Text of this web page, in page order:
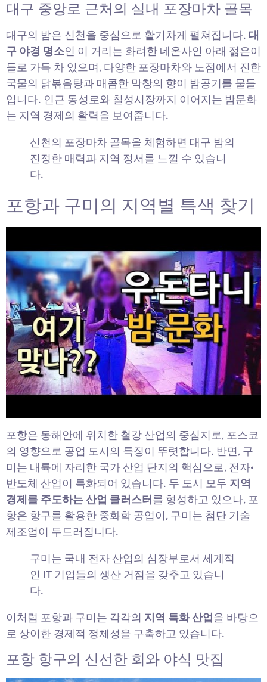
대구 중앙로 근처의 실내 포장마차 골목
대구의 밤은 신천을 중심으로 활기차게 펼쳐집니다. 대
구 야경 명소인 이 거리는 화려한 네온사인 아래 젊은이
들로 가득 차 있으며, 다양한 포장마차와 노점에서 진한
국물의 닭볶음탕과 매콤한 막창의 향이 밤공기를 물들
입니다. 인근 동성로와 칠성시장까지 이어지는 밤문화
는 지역 경제의 활력을 보여줍니다.
신천의 포장마차 골목을 체험하면 대구 밤의
진정한 매력과 지역 정서를 느낄 수 있습니
다.
포항과 구미의 지역별 특색 찾기
포항은 동해안에 위치한 철강 산업의 중심지로, 포스코
의 영향으로 공업 도시의 특징이 뚜렷합니다. 반면, 구
미는 내륙에 자리한 국가 산업 단지의 핵심으로, 전자·
반도체 산업이 특화되어 있습니다. 두 도시 모두 지역
경제를 주도하는 산업 클러스터를 형성하고 있으나, 포
항은 항구를 활용한 중화학 공업이, 구미는 첨단 기술
제조업이 두드러집니다.
구미는 국내 전자 산업의 심장부로서 세계적
인 IT 기업들의 생산 거점을 갖추고 있습니
다.
이처럼 포항과 구미는 각각의 지역 특화 산업을 바탕으
로 상이한 경제적 정체성을 구축하고 있습니다.
포항 항구의 신선한 회와 야식 맛집